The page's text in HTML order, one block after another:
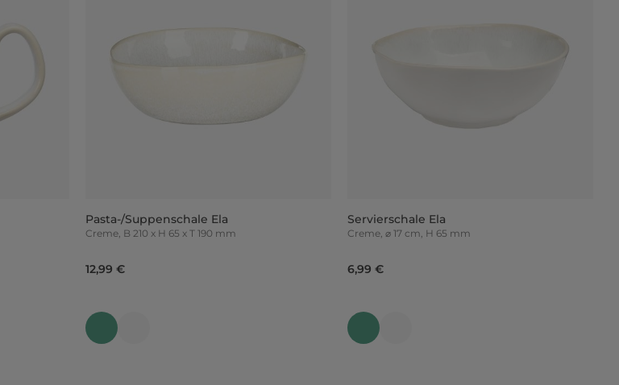
Pasta-/Suppenschale Ela
Creme, B 210 x H 65 x T 190 mm
12,99 €
Servierschale Ela
Creme, ⌀ 17 cm, H 65 mm
6,99 €